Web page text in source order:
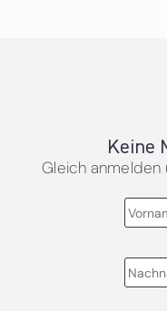
Keine
Gleich anmelden